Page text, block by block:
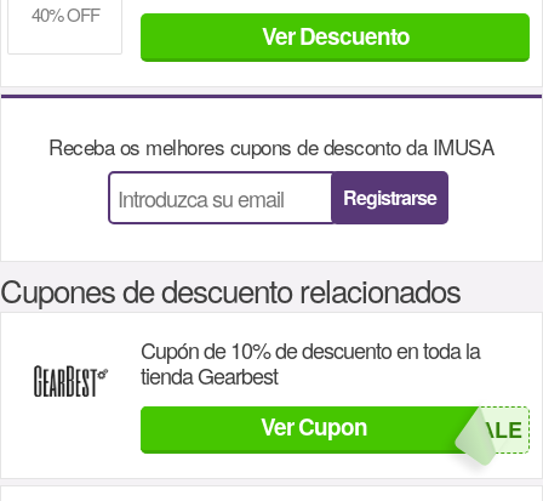
40% OFF
Ver Descuento
Receba os melhores cupons de desconto da IMUSA
Registrarse
Cupones de descuento relacionados
Cupón de 10% de descuento en toda la
tienda Gearbest
Ver Cupon GB16SALE